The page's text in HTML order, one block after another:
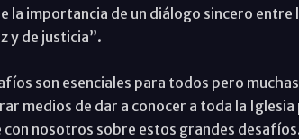
la importancia de un diálogo sincero
y de justicia”.
son esenciales para todos pero
medios de dar a conocer a toda la
nosotros sobre estos grandes